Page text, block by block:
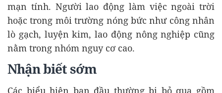
mạn tính. Người lao động làm việc ngoài trời
hoặc trong môi trường nóng bức như công nhân
lò gạch, luyện kim, lao động nông nghiệp cũng
nằm trong nhóm nguy cơ cao.
Nhận biết sớm
Các biểu hiện ban đầu thường bị bỏ qua gồm